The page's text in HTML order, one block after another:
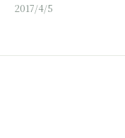
2017/4/5